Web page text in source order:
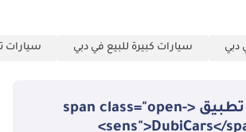
دبي سيارات كبيرة للبيع في دبي سيارات
تحميل تطبيق <span class="open-
sens">DubiCars</